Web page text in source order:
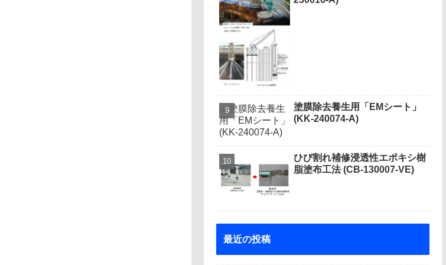
塗膜除去養生用「EMシート」
(KK-240074-A)
ひび割れ補修浸透性エポキシ樹
脂塗布工法 (CB-130007-VE)
最近の投稿